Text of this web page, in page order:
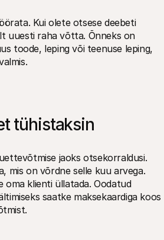
Kui olete otsese deebeti
uuesti raha võtta. Õnneks on
toode, leping või teenuse leping,
tühistaksin
jaoks otsekorraldusi.
mis on võrdne selle kuu arvega.
klienti üllatada. Oodatud
saatke maksekaardiga koos